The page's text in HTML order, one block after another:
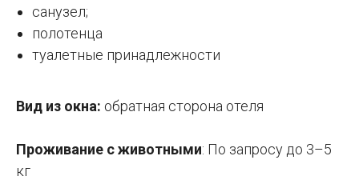
санузел;
полотенца
туалетные принадлежности
Вид из окна: обратная сторона отеля
Проживание с животными: По запросу до 3–5
кг